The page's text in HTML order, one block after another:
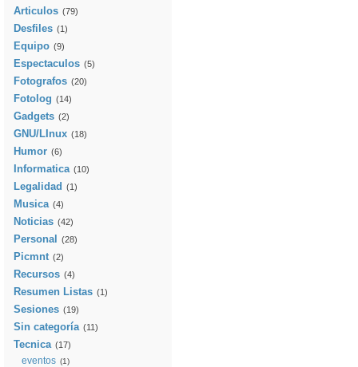
Articulos (79)
Desfiles (1)
Equipo (9)
Espectaculos (5)
Fotografos (20)
Fotolog (14)
Gadgets (2)
GNU/LInux (18)
Humor (6)
Informatica (10)
Legalidad (1)
Musica (4)
Noticias (42)
Personal (28)
Picmnt (2)
Recursos (4)
Resumen Listas (1)
Sesiones (19)
Sin categoría (11)
Tecnica (17)
eventos (1)